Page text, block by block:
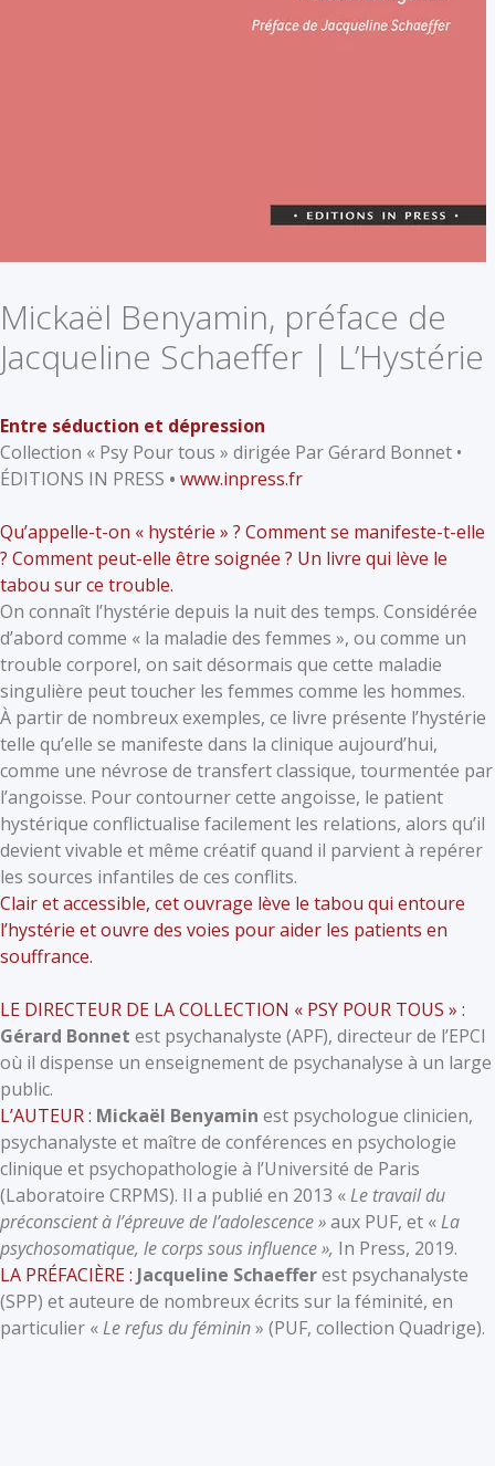
Mickaël Benyamin, préface de
Jacqueline Schaeffer | L’Hystérie
Entre séduction et dépression
Collection « Psy Pour tous » dirigée Par Gérard Bonnet •
ÉDITIONS IN PRESS • www.inpress.fr
Qu’appelle-t-on « hystérie » ? Comment se manifeste-t-elle
? Comment peut-elle être soignée ? Un livre qui lève le
tabou sur ce trouble.
On connaît l’hystérie depuis la nuit des temps. Considérée
d’abord comme « la maladie des femmes », ou comme un
trouble corporel, on sait désormais que cette maladie
singulière peut toucher les femmes comme les hommes.
À partir de nombreux exemples, ce livre présente l’hystérie
telle qu’elle se manifeste dans la clinique aujourd’hui,
comme une névrose de transfert classique, tourmentée par
l’angoisse. Pour contourner cette angoisse, le patient
hystérique conflictualise facilement les relations, alors qu’il
devient vivable et même créatif quand il parvient à repérer
les sources infantiles de ces conflits.
Clair et accessible, cet ouvrage lève le tabou qui entoure
l’hystérie et ouvre des voies pour aider les patients en
souffrance.
LE DIRECTEUR DE LA COLLECTION « PSY POUR TOUS » :
Gérard Bonnet est psychanalyste (APF), directeur de l’EPCI
où il dispense un enseignement de psychanalyse à un large
public.
L’AUTEUR : Mickaël Benyamin est psychologue clinicien,
psychanalyste et maître de conférences en psychologie
clinique et psychopathologie à l’Université de Paris
(Laboratoire CRPMS). Il a publié en 2013 «Le travail du
préconscient à l’épreuve de l’adolescence »aux PUF, et «La
psychosomatique, le corps sous influence », In Press, 2019.
LA PRÉFACIÈRE : Jacqueline Schaefferest psychanalyste
(SPP) et auteure de nombreux écrits sur la féminité, en
particulier «Le refus du féminin» (PUF, collection Quadrige).